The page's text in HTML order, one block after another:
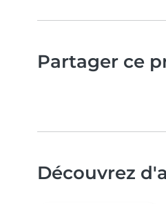
Partager ce
Découvrez